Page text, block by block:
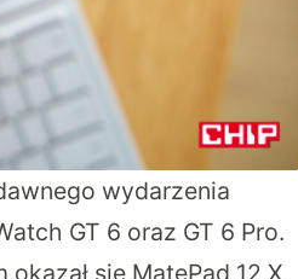
wydarzenia
GT 6 oraz GT 6 Pro.